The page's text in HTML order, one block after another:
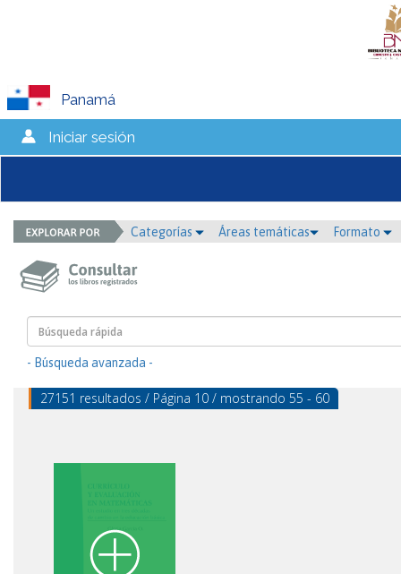
Panamá
Iniciar sesión
Categorías Áreas temáticas Formato
- Búsqueda avanzada -
27151 resultados / Página 10 / mostrando 55 - 60